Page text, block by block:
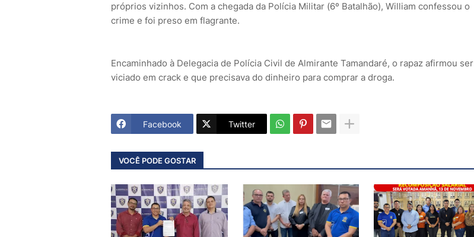
próprios vizinhos. Com a chegada da Polícia Militar (6º Batalhão), William confessou o
crime e foi preso em flagrante.
Encaminhado à Delegacia de Polícia Civil de Almirante Tamandaré, o rapaz afirmou ser
viciado em crack e que precisava do dinheiro para comprar a droga.
Facebook Twitter
VOCÊ PODE GOSTAR